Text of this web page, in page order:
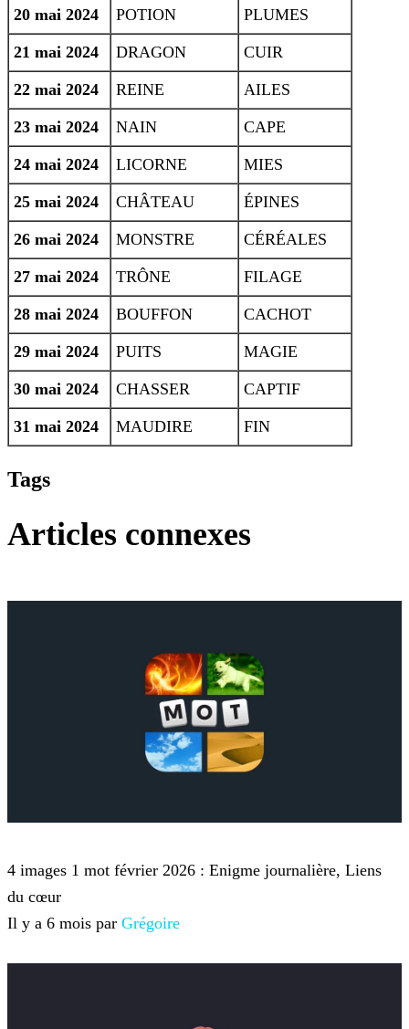
20 mai 2024 POTION PLUMES
21 mai 2024 DRAGON CUIR
22 mai 2024 REINE AILES
23 mai 2024 NAIN CAPE
24 mai 2024 LICORNE MIES
25 mai 2024 CHÂTEAU ÉPINES
26 mai 2024 MONSTRE CÉRÉALES
27 mai 2024 TRÔNE FILAGE
28 mai 2024 BOUFFON CACHOT
29 mai 2024 PUITS MAGIE
30 mai 2024 CHASSER CAPTIF
31 mai 2024 MAUDIRE FIN
Tags
Articles connexes
4 images 1 mot février 2026 : Enigme journalière, Liens
du cœur
Il y a 6 mois par Grégoire